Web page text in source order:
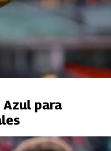
Azul para